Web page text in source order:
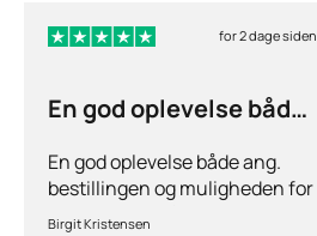
for 2 dage siden
En god oplevelse både
En god oplevelse både ang.
bestillingen og muligheden for
stille spørgsmål hvis der er
Birgit Kristensen